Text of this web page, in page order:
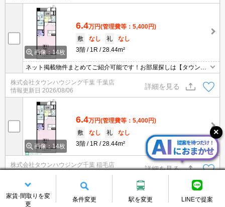
画像：14枚
6.4万円(管理費等：5,400円)
敷
なし 礼
なし
3階
1R 28.44m²
ネット掲載物件まとめてご紹介可能です！お部屋探しは【タウンハ
ウジング】にお任せください！※オンライン内見・現地待ち合わせ
は事前にご相談ください。
株式会社タウンハウジング千葉 千葉店
情報更新日 2026/08/06
詳細を見る
画像：14枚
6.4万円(管理費等：5,400円)
敷
なし 礼
なし
3階
1R 28.44m²
株式会社タウンハウジング千葉 稲毛店
詳細を見る
2 5
家賃·間取りを変
更
条件変更 駅を変更 LINEで提案